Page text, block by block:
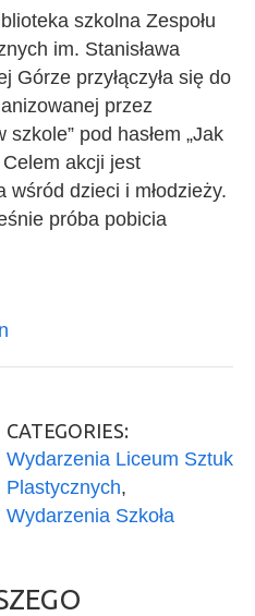
szkolna Zespołu
im. Stanisława
Górze przyłączyła się do
przez
pod hasłem „Jak
akcji jest
dzieci i młodzieży.
próba pobicia
CATEGORIES:
Wydarzenia Liceum Sztuk
Plastycznych,
Wydarzenia Szkoła